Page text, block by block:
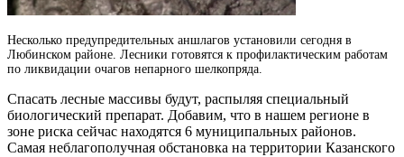
Несколько предупредительных аншлагов установили сегодня в
Любинском районе. Лесники готовятся к профилактическим работам
по ликвидации очагов непарного шелкопряда.
Спасать лесные массивы будут, распыляя специальный
биологический препарат. Добавим, что в нашем регионе в
зоне риска сейчас находятся 6 муниципальных районов.
Самая неблагополучная обстановка на территории Казанского